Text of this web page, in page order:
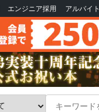
エンジニア採用 アルバイト